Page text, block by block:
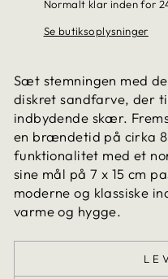
Normalt klar inden for
Se butiksoplysninger
Sæt stemningen med
diskret sandfarve, der
indbydende skær.
en brændetid på cirka
funktionalitet med et
sine mål på 7 x 15 cm
moderne og klassiske
varme og hygge.